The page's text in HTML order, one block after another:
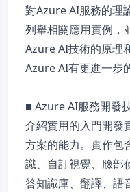
對Azure AI服務的理
列舉相關應用實例，
Azure AI技術的原理
Azure AI有更進一步
■ Azure AI服務開發
介紹實用的入門開發
方案的能力。實作包
識、自訂視覺、臉部
答知識庫、翻譯、語